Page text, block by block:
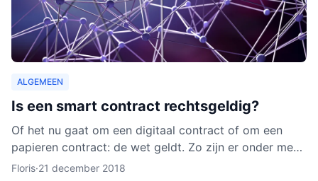
ALGEMEEN
Is een smart contract rechtsgeldig?
Of het nu gaat om een digitaal contract of om een
papieren contract: de wet geldt. Zo zijn er onder meer
regels over de privacy van de deelnemers aan het
Floris·21 december 2018